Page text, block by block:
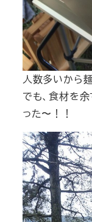
人数多いから
でも、食材を
った〜！！